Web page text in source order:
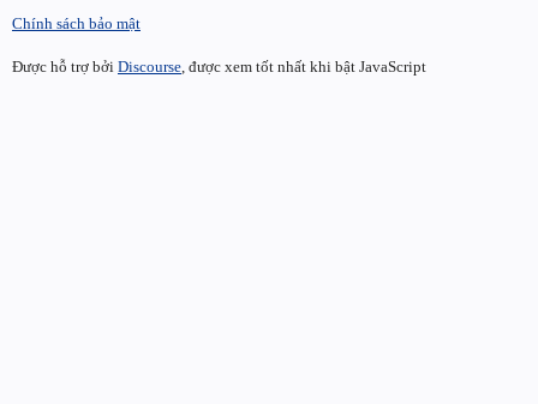
Chính sách bảo mật
Được hỗ trợ bởi Discourse , được xem tốt nhất khi bật JavaScript